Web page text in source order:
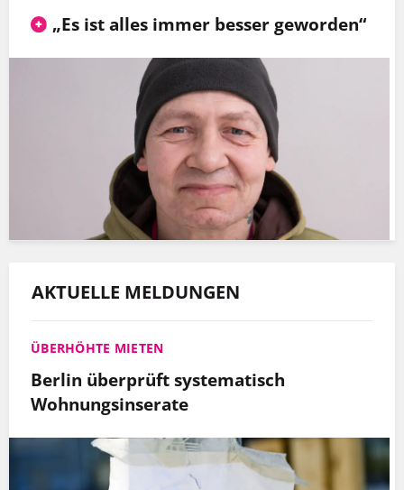
„Es ist alles immer besser geworden“
AKTUELLE MELDUNGEN
ÜBERHÖHTE MIETEN
Berlin überprüft systematisch
Wohnungsinserate